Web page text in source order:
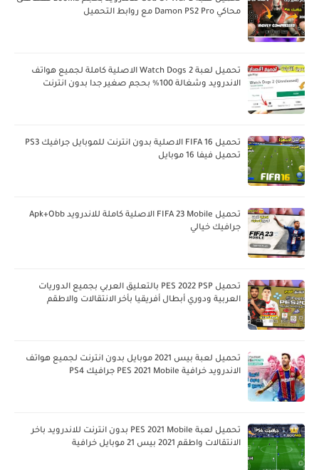
محاكي Damon PS2 Pro مع روابط التحميل
تحميل لعبة Watch Dogs 2 الاصلية كاملة لجميع هواتف
الاندرويد وشغالة 100% بحجم صغير جدا بدون انترنت
تحميل FIFA 16 الاصلية بدون انترنت للموبايل جرافيك PS3
تحميل فيفا 16 موبايل
تحميل FIFA 23 Mobile الاصلية كاملة للاندرويد Apk+Obb
جرافيك خيالي
تحميل PES 2022 PSP بالتعليق العربي بجميع الدوريات
العربية ودوري أبطال أفريقيا بأخر الانتقالات والاطقم
تحميل لعبة بيس 2021 موبايل بدون انترنت لجميع هواتف
الاندرويد خرافية PES 2021 Mobile جرافيك PS4
تحميل لعبة PES 2021 Mobile بدون انترنت للاندرويد باخر
الانتقالات واطقم 2021 بيس 21 موبايل خرافية